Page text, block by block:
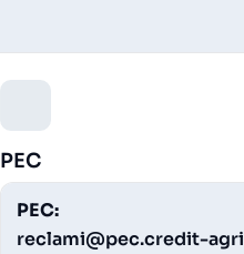
PEC
PEC:
reclami@pec.credit-agri